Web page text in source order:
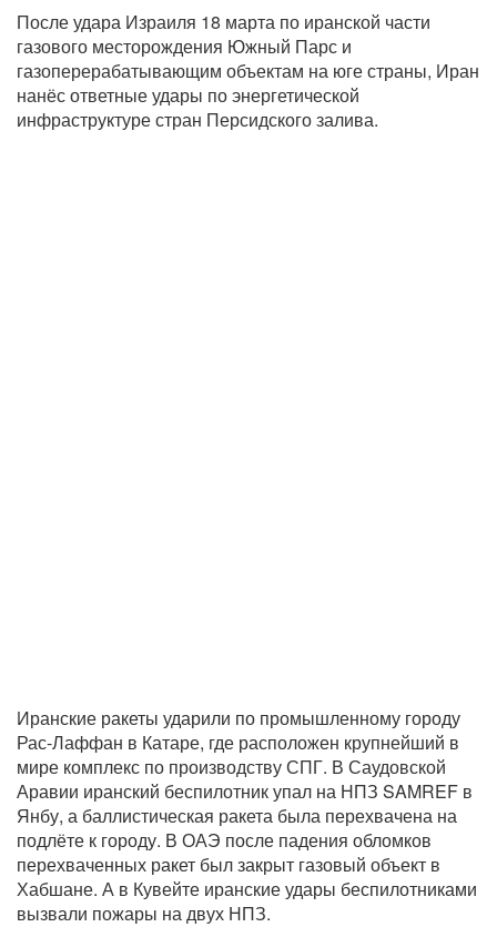
После удара Израиля 18 марта по иранской части
газового месторождения Южный Парс и
газоперерабатывающим объектам на юге страны, Иран
нанёс ответные удары по энергетической
инфраструктуре стран Персидского залива.
Иранские ракеты ударили по промышленному городу
Рас-Лаффан в Катаре, где расположен крупнейший в
мире комплекс по производству СПГ. В Саудовской
Аравии иранский беспилотник упал на НПЗ SAMREF в
Янбу, а баллистическая ракета была перехвачена на
подлёте к городу. В ОАЭ после падения обломков
перехваченных ракет был закрыт газовый объект в
Хабшане. А в Кувейте иранские удары беспилотниками
вызвали пожары на двух НПЗ.